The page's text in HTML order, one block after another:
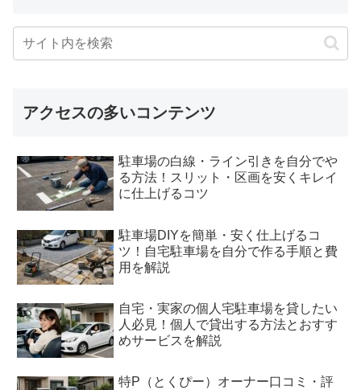
アクセスの多いコンテンツ
駐車場の白線・ライン引きを自分でや
る方法！スリット・区画を安くキレイ
に仕上げるコツ
駐車場DIYを簡単・安く仕上げるコ
ツ！自宅駐車場を自分で作る手順と費
用を解説
自宅・実家の個人宅駐車場を貸したい
人必見！個人で貸出する方法とおすす
めサービスを解説
特P（とくぴー）オーナー口コミ・評